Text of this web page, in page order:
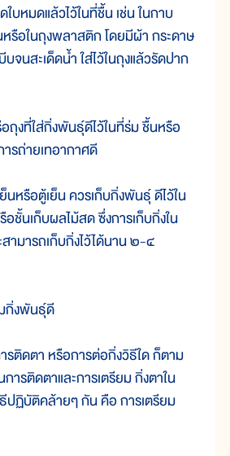
มดแล้วไว้ในที่ชื้น เช่น ในกาบ
รือในถุงพลาสติก โดยมีผ้า กระดาษ
จนสะเด็ดน้ำ ใส่ไว้ในถุงแล้วรัดปาก
ที่ใส่กิ่งพันธุ์ดีไว้ในที่ร่ม ชื้นหรือ
รถ่ายเทอากาศดี
รือตู้เย็น ควรเก็บกิ่งพันธุ์ ดีไว้ใน
นเก็บผลไม้สด ซึ่งการเก็บกิ่งใน
ามารถเก็บกิ่งไว้ได้นาน ๒-๔
งพันธุ์ดี
ดตา หรือการต่อกิ่งวิธีใด ก็ตาม
ารติดตาและการเตรียม กิ่งตาใน
ปฏิบัติคล้ายๆ กัน คือ การเตรียม